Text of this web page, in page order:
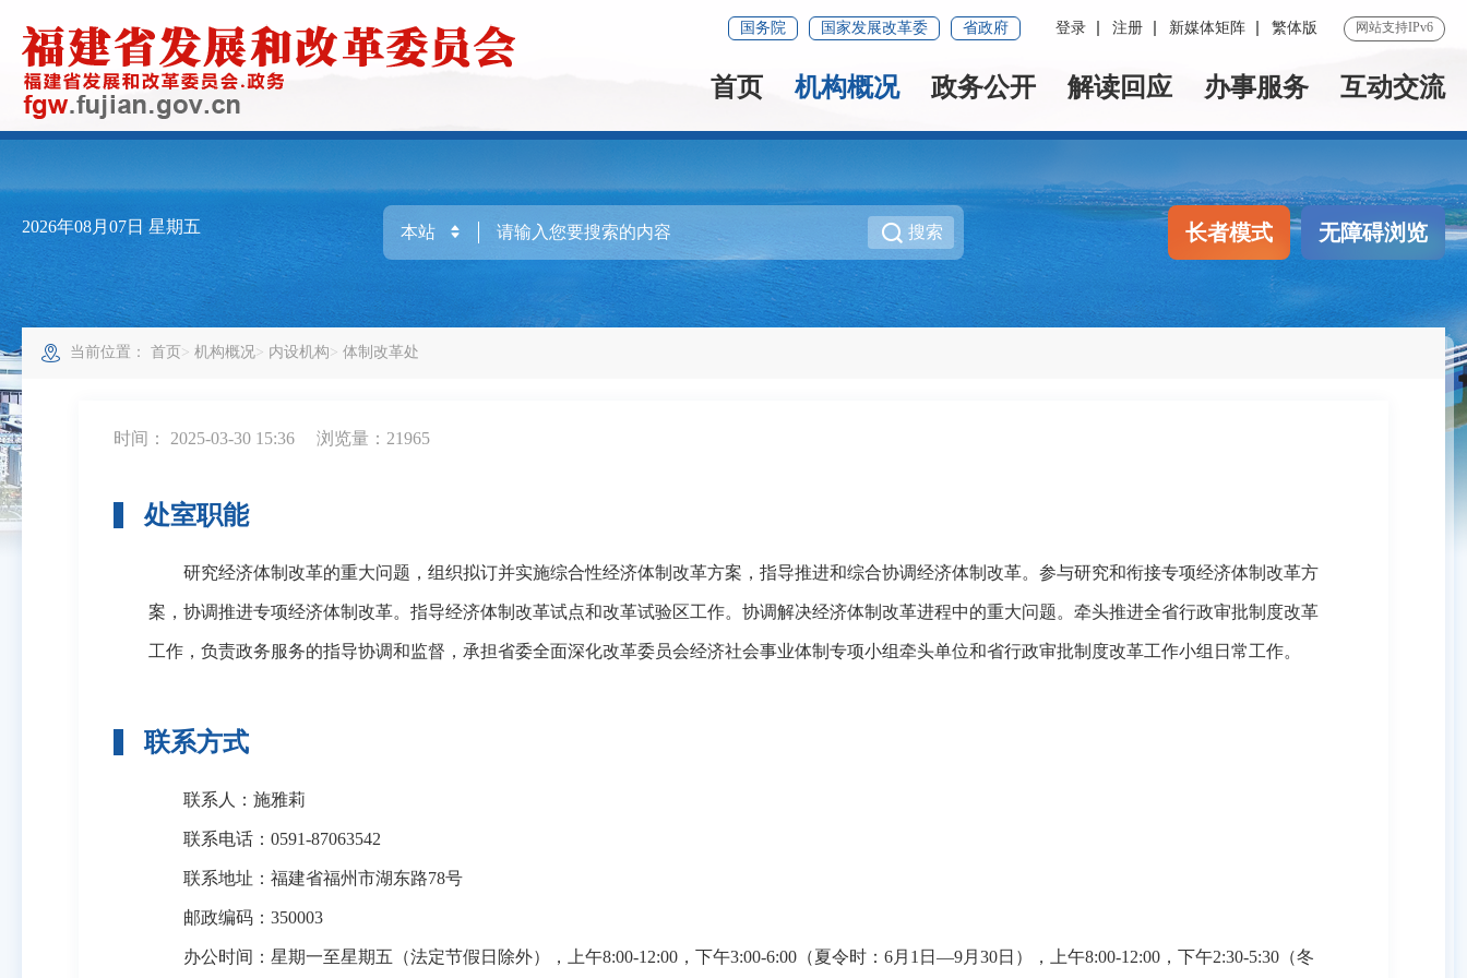
国务院 国家发展改革委 省政府 登录 注册 新媒体矩阵 繁体版 网站支持IPv6
首页 机构概况 政务公开 解读回应 办事服务 互动交流
2026年08月07日 星期五 搜索 长者模式 无障碍浏览
当前位置： 首页 机构概况 内设机构 体制改革处
时间： 2025-03-30 15:36 浏览量：21965
处室职能
研究经济体制改革的重大问题，组织拟订并实施综合性经济体制改革方案，指导推进和综合协调经济体制改革。参与研究和衔接专项经济体制改革方
案，协调推进专项经济体制改革。指导经济体制改革试点和改革试验区工作。协调解决经济体制改革进程中的重大问题。牵头推进全省行政审批制度改革
工作，负责政务服务的指导协调和监督，承担省委全面深化改革委员会经济社会事业体制专项小组牵头单位和省行政审批制度改革工作小组日常工作。
联系方式
联系人：施雅莉
联系电话：0591-87063542
联系地址：福建省福州市湖东路78号
邮政编码：350003
办公时间：星期一至星期五（法定节假日除外），上午8:00-12:00，下午3:00-6:00（夏令时：6月1日—9月30日），上午8:00-12:00，下午2:30-5:30（冬